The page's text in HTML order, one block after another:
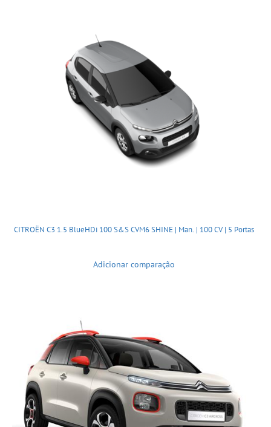
CITROËN C3 1.5 BlueHDi 100 S&S CVM6 SHINE | Man. | 100 CV | 5 Portas
Adicionar comparação